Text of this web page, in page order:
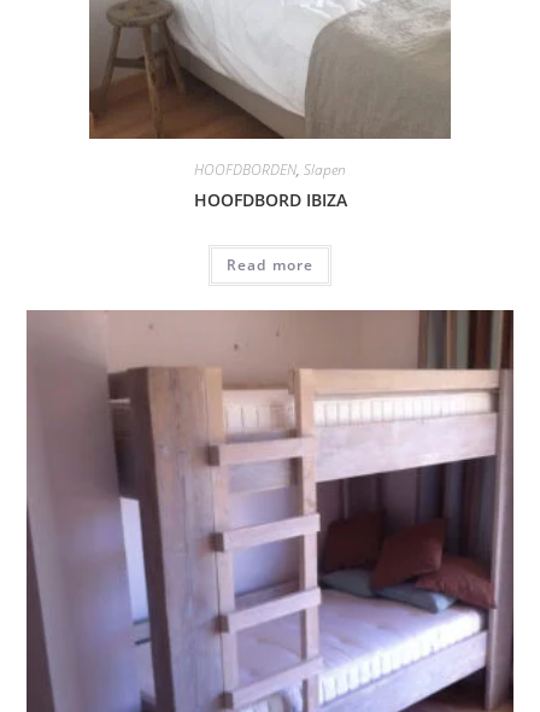
HOOFDBORDEN, Slapen
HOOFDBORD IBIZA
Read more